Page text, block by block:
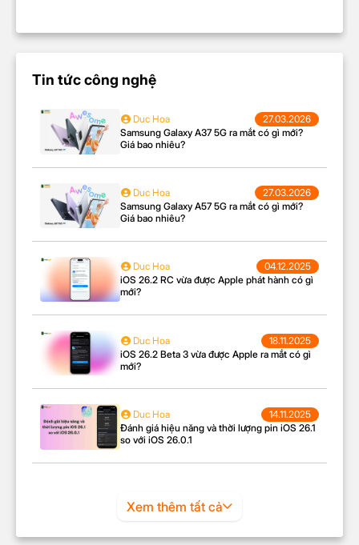
Tin tức công nghệ
Duc Hoa
27.03.2026
Samsung Galaxy A37 5G ra mắt có gì mới?
Giá bao nhiêu?
Duc Hoa
27.03.2026
Samsung Galaxy A57 5G ra mắt có gì mới?
Giá bao nhiêu?
Duc Hoa
04.12.2025
iOS 26.2 RC vừa được Apple phát hành có gì
mới?
Duc Hoa
18.11.2025
iOS 26.2 Beta 3 vừa được Apple ra mắt có gì
mới?
Duc Hoa
14.11.2025
Đánh giá hiệu năng và thời lượng pin iOS 26.1
so với iOS 26.0.1
Xem thêm tất cả